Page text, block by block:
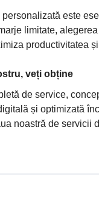
este
limitate,
productivitatea
veți obține
de service,
și optimizată
noastră de servicii